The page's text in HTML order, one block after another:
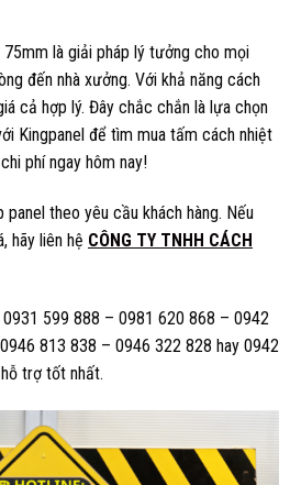
là giải pháp lý tưởng cho mọi
đến nhà xưởng. Với khả năng cách
cả hợp lý. Đây chắc chắn là lựa chọn
Kingpanel để tìm mua tấm cách nhiệt
phí ngay hôm nay!
panel theo yêu cầu khách hàng. Nếu
hãy liên hệ CÔNG TY TNHH CÁCH
599 888 – 0981 620 868 – 0942
813 838 – 0946 322 828 hay 0942
trợ tốt nhất.